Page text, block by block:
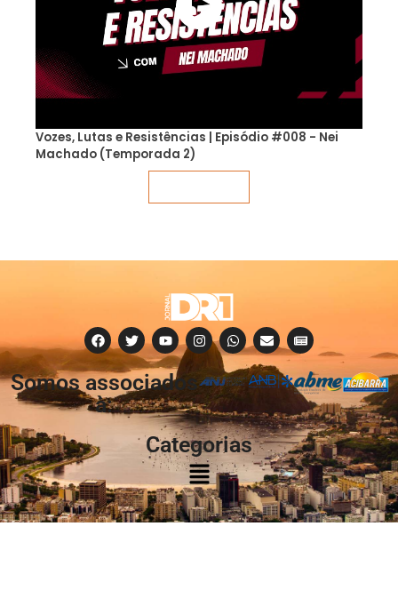
Vozes, Lutas e Resistências | Episódio #008 - Nei
Machado (Temporada 2)
Somos associados
à:
Categorias